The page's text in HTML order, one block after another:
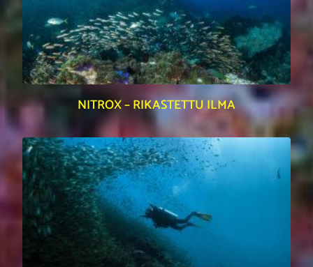
NITROX – RIKASTETTU ILMA